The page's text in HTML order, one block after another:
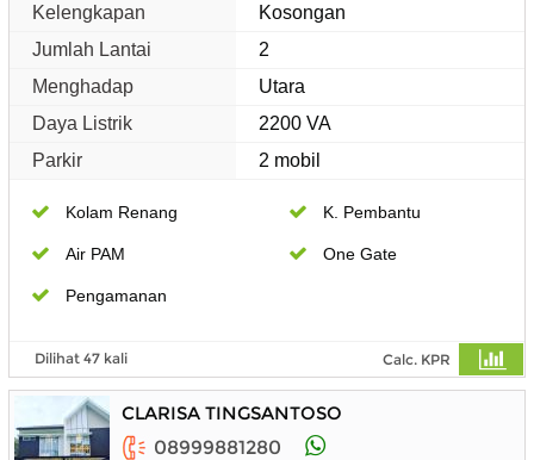
Kelengkapan
Kosongan
Jumlah Lantai
2
Menghadap
Utara
Daya Listrik
2200 VA
Parkir
2 mobil
Kolam Renang K. Pembantu
Air PAM One Gate
Pengamanan
Dilihat 47 kali Calc. KPR
CLARISA TINGSANTOSO
08999881280